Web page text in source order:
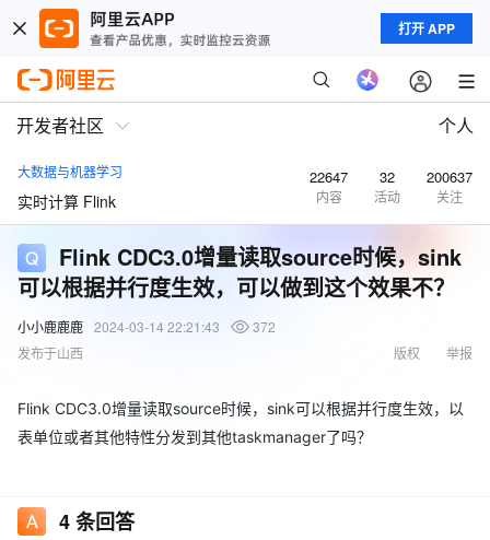
打开 APP
开发者社区 个人
大数据与机器学习
实时计算 Flink
22647
内容
32
活动
200637
关注
Flink CDC3.0增量读取source时候，sink
可以根据并行度生效，可以做到这个效果不？
小小鹿鹿鹿 2024-03-14 22:21:43
372
发布于山西
举报
版权
Flink CDC3.0增量读取source时候，sink可以根据并行度生效，以
表单位或者其他特性分发到其他taskmanager了吗？
4条回答